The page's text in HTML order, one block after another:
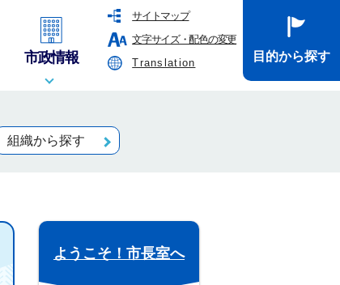
サイトマップ
文字サイズ・配色の変更
Translation
市政情報 目的から探す
組織から探す
ようこそ！市長室へ